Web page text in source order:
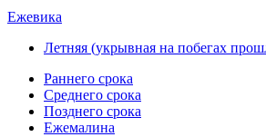
Ежевика
Летняя (укрывная на побегах
Раннего срока
Среднего срока
Позднего срока
Ежемалина